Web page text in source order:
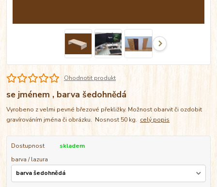
Ohodnotit produkt
se jménem , barva šedohnědá
Vyrobeno z velmi pevné březové překližky. Možnost obarvit či ozdobit
gravírováním jména či obrázku. Nosnost 50 kg. celý popis
Dostupnost
skladem
barva / lazura